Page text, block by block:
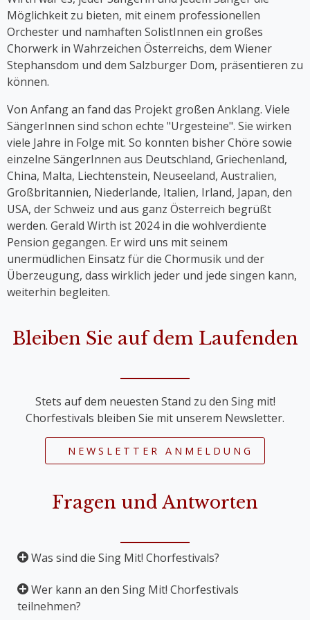
Germlish" auf Österreichs Bühnen. Seit 2017 ist
Cooper Teil der Gruppe "Viennese Ladies", deren
erstes Album 2023 erschien.
Möglichkeit zu bieten, mit einem professionellen
Orchester und namhaften SolistInnen ein großes
Chorwerk in Wahrzeichen Österreichs, dem Wiener
Stephansdom und dem Salzburger Dom, präsentieren zu
können.
Von Anfang an fand das Projekt großen Anklang. Viele
SängerInnen sind schon echte "Urgesteine". Sie wirken
viele Jahre in Folge mit. So konnten bisher Chöre sowie
einzelne SängerInnen aus Deutschland, Griechenland,
China, Malta, Liechtenstein, Neuseeland, Australien,
Großbritannien, Niederlande, Italien, Irland, Japan, den
USA, der Schweiz und aus ganz Österreich begrüßt
werden. Gerald Wirth ist 2024 in die wohlverdiente
Pension gegangen. Er wird uns mit seinem
unermüdlichen Einsatz für die Chormusik und der
Überzeugung, dass wirklich jeder und jede singen kann,
weiterhin begleiten.
Bleiben Sie auf dem Laufenden
Stets auf dem neuesten Stand zu den Sing mit!
Chorfestivals bleiben Sie mit unserem Newsletter.
NEWSLETTER ANMELDUNG
Fragen und Antworten
Was sind die Sing Mit! Chorfestivals?
Die Sing Mit! Chorfestivals sind Mitsingkonzerte,
bei denen große Werke für Chor und Orchester
Wer kann an den Sing Mit! Chorfestivals
teilnehmen?